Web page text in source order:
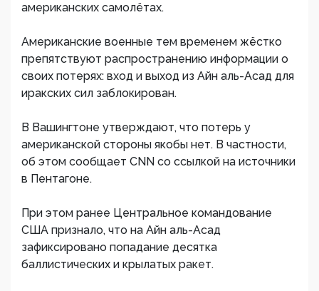
американских самолётах.
Американские военные тем временем жёстко
препятствуют распространению информации о
своих потерях: вход и выход из Айн аль-Асад для
иракских сил заблокирован.
В Вашингтоне утверждают, что потерь у
американской стороны якобы нет. В частности,
об этом сообщает CNN со ссылкой на источники
в Пентагоне.
При этом ранее Центральное командование
США признало, что на Айн аль-Асад
зафиксировано попадание десятка
баллистических и крылатых ракет.